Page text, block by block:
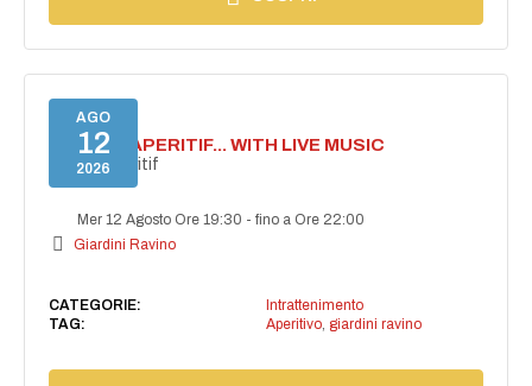
AGO
12
2026
SECRET APERITIF... WITH LIVE MUSIC
Secret aperitif
Mer 12 Agosto Ore 19:30 -fino a Ore 22:00
Giardini Ravino
CATEGORIE:
Intrattenimento
TAG:
Aperitivo, giardini ravino